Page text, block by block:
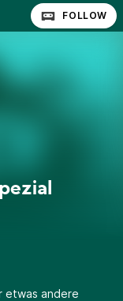
FOLLOW
etwas andere